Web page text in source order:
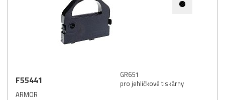
F55441
ARMOR
GR651
pro jehličkové tiskárny